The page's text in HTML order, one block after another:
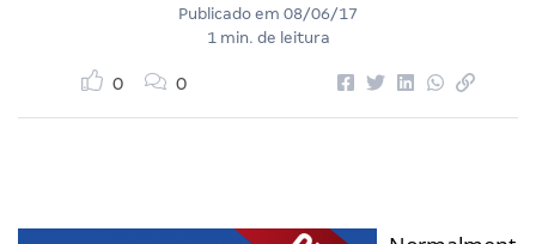
Publicado em 08/06/17
1 min. de leitura
0 0